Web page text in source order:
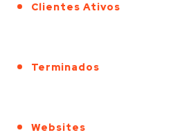
Clientes Ativos
Terminados
Websites